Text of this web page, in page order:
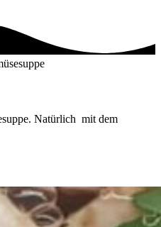
Natürlich mit dem